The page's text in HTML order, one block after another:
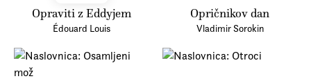
Opraviti z Eddyjem
Édouard Louis
Opričnikov dan
Vladimir Sorokin